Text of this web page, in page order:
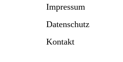
Impressum
Datenschutz
Kontakt